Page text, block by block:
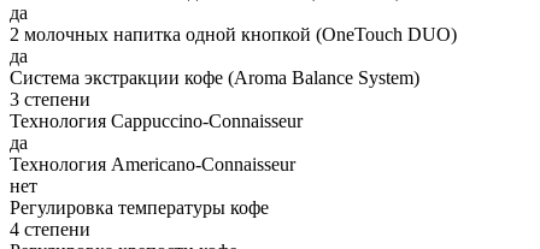
да
2 молочных напитка одной кнопкой (OneTouch DUO)
да
Система экстракции кофе (Aroma Balance System)
3 степени
Технология Cappuccino-Connaisseur
да
Технология Americano-Connaisseur
нет
Регулировка температуры кофе
4 степени